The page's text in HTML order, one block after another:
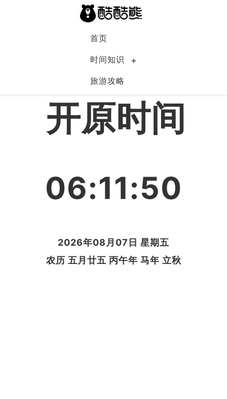
首页
时间知识
旅游攻略
中国
开原时间
06:11:51
2026年08月07日 星期五
农历 五月廿五 丙午年 马年 立秋